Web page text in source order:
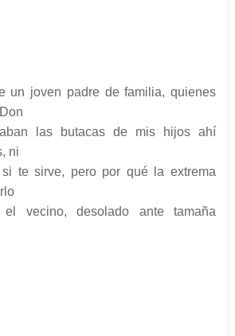
un joven padre de familia, quienes
las butacas de mis hijos ahí
ni
te sirve, pero por qué la extrema
el vecino, desolado ante tamaña